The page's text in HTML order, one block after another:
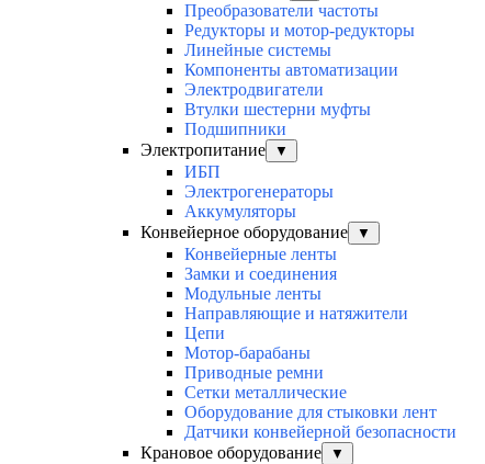
Преобразователи частоты
Редукторы и мотор-редукторы
Линейные системы
Компоненты автоматизации
Электродвигатели
Втулки шестерни муфты
Подшипники
Электропитание
▼
ИБП
Электрогенераторы
Аккумуляторы
Конвейерное оборудование
▼
Конвейерные ленты
Замки и соединения
Модульные ленты
Направляющие и натяжители
Цепи
Мотор-барабаны
Приводные ремни
Сетки металлические
Оборудование для стыковки лент
Датчики конвейерной безопасности
Крановое оборудование
▼